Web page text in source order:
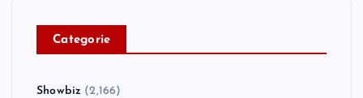
Categorie
Showbiz (2,166)